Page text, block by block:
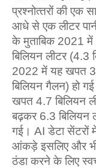
प्रश्‍नोत्‍तरों की एक
आधे से एक लीटर
के मुताबिक 2021
बिलियन लीटर (4.3
2022 में यह खपत
बिलियन गैलन) हो
खपत 4.7 बिलियन
बढ़कर 6.3 बिलियन
गई। AI डेटा सेंटरों
आंकड़े इसलिए और भी
ठंडा करने के लिए